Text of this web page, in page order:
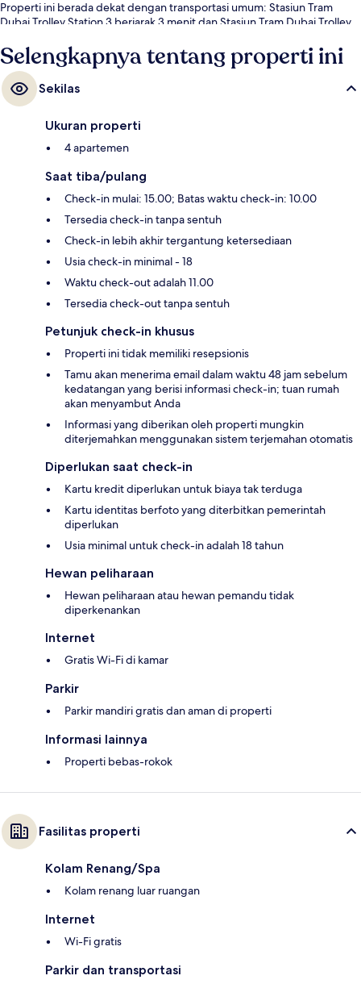
Properti ini berada dekat dengan transportasi umum: Stasiun Tram
Dubai Trolley Station 3 berjarak 3 menit dan Stasiun Tram Dubai Trolley
Selengkapnya tentang properti ini
Sekilas
Ukuran properti
4 apartemen
Saat tiba/pulang
Check-in mulai: 15.00; Batas waktu check-in: 10.00
Tersedia check-in tanpa sentuh
Check-in lebih akhir tergantung ketersediaan
Usia check-in minimal - 18
Waktu check-out adalah 11.00
Tersedia check-out tanpa sentuh
Petunjuk check-in khusus
Properti ini tidak memiliki resepsionis
Tamu akan menerima email dalam waktu 48 jam sebelum
kedatangan yang berisi informasi check-in; tuan rumah
akan menyambut Anda
Informasi yang diberikan oleh properti mungkin
diterjemahkan menggunakan sistem terjemahan otomatis
Diperlukan saat check-in
Kartu kredit diperlukan untuk biaya tak terduga
Kartu identitas berfoto yang diterbitkan pemerintah
diperlukan
Usia minimal untuk check-in adalah 18 tahun
Hewan peliharaan
Hewan peliharaan atau hewan pemandu tidak
diperkenankan
Internet
Gratis Wi-Fi di kamar
Parkir
Parkir mandiri gratis dan aman di properti
Informasi lainnya
Properti bebas-rokok
Fasilitas properti
Kolam Renang/Spa
Kolam renang luar ruangan
Internet
Wi-Fi gratis
Parkir dan transportasi